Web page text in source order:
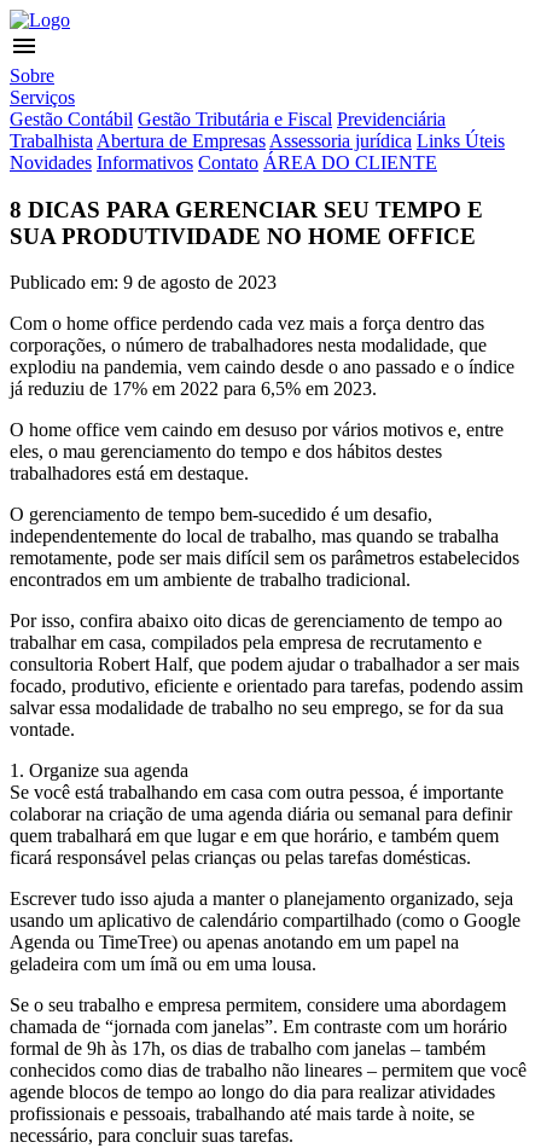
menu
Sobre
Serviços
Gestão Contábil Gestão Tributária e Fiscal Previdenciária
Trabalhista Abertura de Empresas Assessoria jurídica Links Úteis
Novidades Informativos Contato ÁREA DO CLIENTE
8 DICAS PARA GERENCIAR SEU TEMPO E
SUA PRODUTIVIDADE NO HOME OFFICE
Publicado em: 9 de agosto de 2023
Com o home office perdendo cada vez mais a força dentro das
corporações, o número de trabalhadores nesta modalidade, que
explodiu na pandemia, vem caindo desde o ano passado e o índice
já reduziu de 17% em 2022 para 6,5% em 2023.
O home office vem caindo em desuso por vários motivos e, entre
eles, o mau gerenciamento do tempo e dos hábitos destes
trabalhadores está em destaque.
O gerenciamento de tempo bem-sucedido é um desafio,
independentemente do local de trabalho, mas quando se trabalha
remotamente, pode ser mais difícil sem os parâmetros estabelecidos
encontrados em um ambiente de trabalho tradicional.
Por isso, confira abaixo oito dicas de gerenciamento de tempo ao
trabalhar em casa, compilados pela empresa de recrutamento e
consultoria Robert Half, que podem ajudar o trabalhador a ser mais
focado, produtivo, eficiente e orientado para tarefas, podendo assim
salvar essa modalidade de trabalho no seu emprego, se for da sua
vontade.
1. Organize sua agenda
Se você está trabalhando em casa com outra pessoa, é importante
colaborar na criação de uma agenda diária ou semanal para definir
quem trabalhará em que lugar e em que horário, e também quem
ficará responsável pelas crianças ou pelas tarefas domésticas.
Escrever tudo isso ajuda a manter o planejamento organizado, seja
usando um aplicativo de calendário compartilhado (como o Google
Agenda ou TimeTree) ou apenas anotando em um papel na
geladeira com um ímã ou em uma lousa.
Se o seu trabalho e empresa permitem, considere uma abordagem
chamada de “jornada com janelas”. Em contraste com um horário
formal de 9h às 17h, os dias de trabalho com janelas – também
conhecidos como dias de trabalho não lineares – permitem que você
agende blocos de tempo ao longo do dia para realizar atividades
profissionais e pessoais, trabalhando até mais tarde à noite, se
necessário, para concluir suas tarefas.